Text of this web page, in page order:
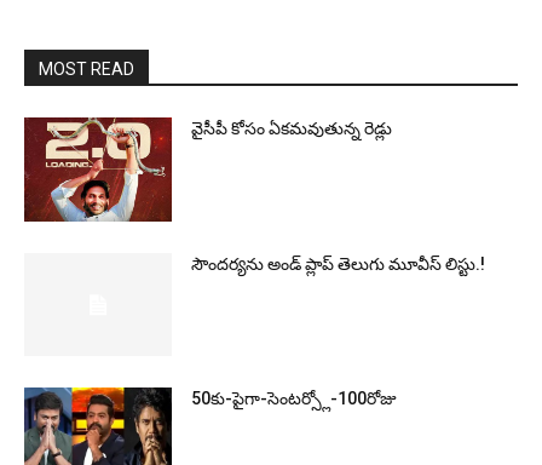
MOST READ
వైసీపీ కోసం ఏక‌మ‌వుతున్న రెడ్లు
సౌందర్యను అండ్‌ ప్లాప్‌ తెలుగు మూవీస్‌ లిస్టు.!
50కు-పైగా-సెంటర్స్లో-100రోజు